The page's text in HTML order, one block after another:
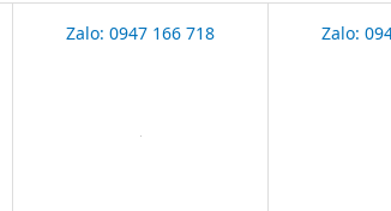
Zalo: 0947 166 718 Zalo: